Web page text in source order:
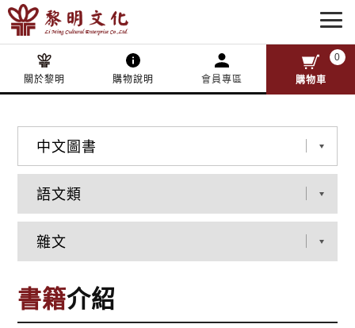
關於黎明 購物說明 會員專區
0
購物車
書籍介紹